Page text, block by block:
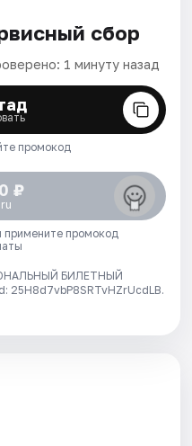
сбор
1 минуту назад
промокод
₽
примените промокод
БИЛЕТНЫЙ